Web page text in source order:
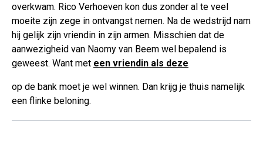
overkwam. Rico Verhoeven kon dus zonder al te veel
moeite zijn zege in ontvangst nemen. Na de wedstrijd nam
hij gelijk zijn vriendin in zijn armen. Misschien dat de
aanwezigheid van Naomy van Beem wel bepalend is
geweest. Want met een vriendin als deze
op de bank moet je wel winnen. Dan krijg je thuis namelijk
een flinke beloning.